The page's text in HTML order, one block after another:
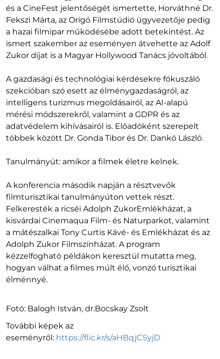
és a CineFest jelentőségét ismertette, Horváthné Dr.
Fekszi Márta, az Origó Filmstúdió ügyvezetője pedig
a hazai filmipar működésébe adott betekintést. Az
ismert szakember az eseményen átvehette az Adolf
Zukor díjat is a Magyar Hollywood Tanács jóvoltából.
A gazdasági és technológiai kérdésekre fókuszáló
szekcióban szó esett az élménygazdaságról, az
intelligens turizmus megoldásairól, az AI-alapú
mérési módszerekről, valamint a GDPR és az
adatvédelem kihívásairól is. Előadóként szerepelt
többek között Dr. Gonda Tibor és Dr. Dankó László.
Tanulmányút: amikor a filmek életre kelnek.
A konferencia második napján a résztvevők
filmturisztikai tanulmányúton vettek részt.
Felkeresték a ricséi Adolph ZukorEmlékházat, a
kisvárdai Cinemaqua Film- és Naturparkot, valamint
a mátészalkai Tony Curtis Kávé- és Emlékházat és az
Adolph Zukor Filmszínházat. A program
kézzelfogható példákon keresztül mutatta meg,
hogyan válhat a filmes múlt élő, vonzó turisztikai
élménnyé.
Fotó: Balogh István, dr.Bocskay Zsolt
További képek az
eseményről: https://flic.kr/s/aHBqjCSyjD